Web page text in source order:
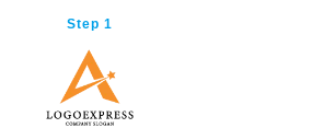
Step 1